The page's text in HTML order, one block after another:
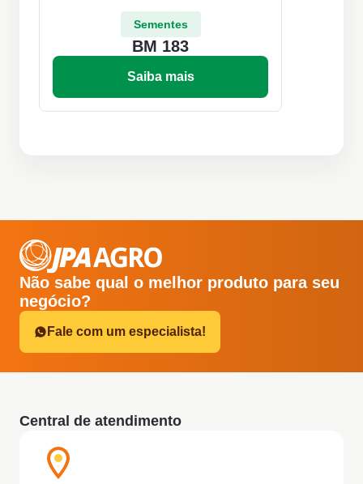
Sementes
BM 183
Saiba mais
Não sabe qual o melhor produto para seu
negócio?
Fale com um especialista!
Central de atendimento